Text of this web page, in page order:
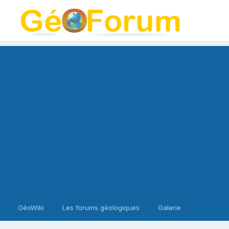
GéoWiki Les forums géologiques Galerie